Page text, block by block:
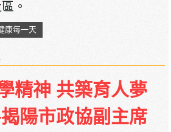
。
康每一天
精神 共築育人夢
陽市政協副主席